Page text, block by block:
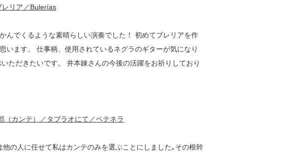
リア／Bulerías
んでくるような素晴らしい演奏でした！ 初めてブレリアを作
います。 仕事柄、使用されているネグラのギターが気になり
ただきたいです。 井本錬さんの今後の活躍をお祈りしており
カンテ）／タブラオにて／ペテネラ
の人に任せて私はカンテのみを選ぶことにしました｡その根幹